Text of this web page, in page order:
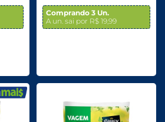
Comprando 3 Un.
A un. sai por R$ 19,99